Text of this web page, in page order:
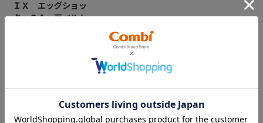
ＩＸ エッグショッ
ク ＳＡ 肩ベルト
CATEGORY
カテゴリー